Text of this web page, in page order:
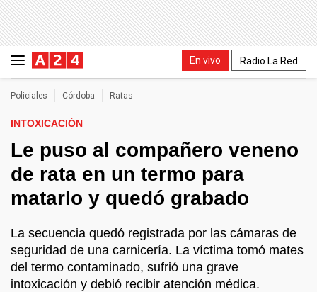
En vivo Radio La Red
Policiales Córdoba Ratas
INTOXICACIÓN
Le puso al compañero veneno
de rata en un termo para
matarlo y quedó grabado
La secuencia quedó registrada por las cámaras de
seguridad de una carnicería. La víctima tomó mates
del termo contaminado, sufrió una grave
intoxicación y debió recibir atención médica.